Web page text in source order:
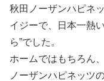
秋田ノーザンハピネ
イジーで、日本一熱
ら”でした。
ホームではもちろん
ノーザンハピネッツ